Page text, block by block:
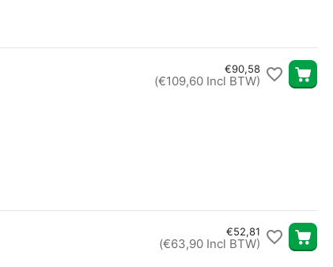
€90,58
(€109,60 Incl BTW)
€52,81
(€63,90 Incl BTW)